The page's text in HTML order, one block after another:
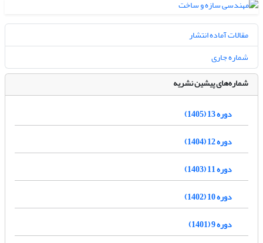
مقالات آماده انتشار
شماره جاری
شماره‌های پیشین نشریه
دوره 13 (1405)
دوره 12 (1404)
دوره 11 (1403)
دوره 10 (1402)
دوره 9 (1401)